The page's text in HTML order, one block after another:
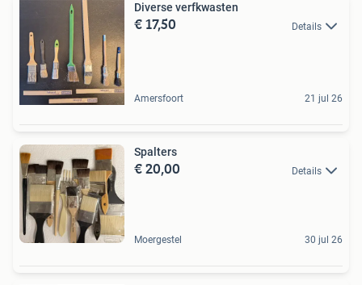
Diverse verfkwasten
€ 17,50 Details
Amersfoort 21 jul 26
Spalters
€ 20,00 Details
Moergestel 30 jul 26